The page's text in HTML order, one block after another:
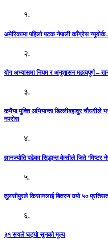
१.
अमेरिकामा पहिलो पटक नेपाली काँग्रेस
२.
योग अभ्यासमा नियम र अनुशासन महत्वपूर्ण –
३.
कमैया मुक्ति अभियान्ता डिल्लीबहादुर
नपरोस
४.
ज्ञानज्योति पढेका सिद्धान्त केसीले जिते
५.
तुलसीपुरले किसानलाई बितरण गर्‍यो ५०
६.
३१ सयले घट्यो सुनको मूल्य